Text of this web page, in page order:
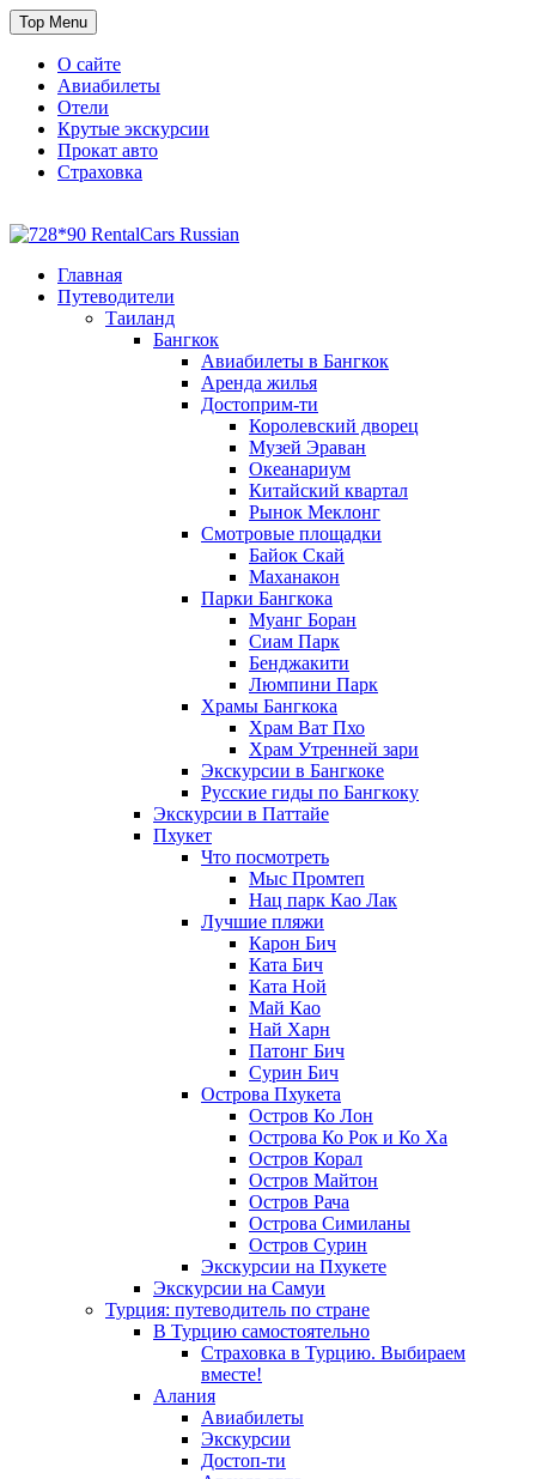
Skip
to
content
Top Menu
О сайте
Авиабилеты
Отели
Крутые экскурсии
Прокат авто
Страховка
Travel or Die
Cайт, который всегда с тобой
Главная
Путеводители
Таиланд
Бангкок
Авиабилеты в Бангкок
Аренда жилья
Достоприм-ти
Королевский дворец
Музей Эраван
Океанариум
Китайский квартал
Рынок Меклонг
Смотровые площадки
Байок Скай
Маханакон
Парки Бангкока
Муанг Боран
Сиам Парк
Бенджакити
Люмпини Парк
Храмы Бангкока
Храм Ват Пхо
Храм Утренней зари
Экскурсии в Бангкоке
Русские гиды по Бангкоку
Экскурсии в Паттайе
Пхукет
Что посмотреть
Мыс Промтеп
Нац парк Као Лак
Лучшие пляжи
Карон Бич
Ката Бич
Ката Ной
Май Као
Най Харн
Патонг Бич
Сурин Бич
Острова Пхукета
Остров Ко Лон
Острова Ко Рок и Ко Ха
Остров Корал
Остров Майтон
Остров Рача
Острова Симиланы
Остров Сурин
Экскурсии на Пхукете
Экскурсии на Самуи
Турция: путеводитель по стране
В Турцию самостоятельно
Страховка в Турцию. Выбираем
вместе!
Алания
Авиабилеты
Экскурсии
Достоп-ти